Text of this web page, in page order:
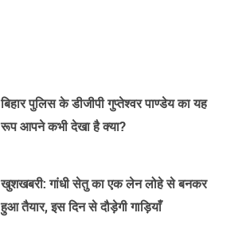
बिहार पुलिस के डीजीपी गुप्तेश्वर पाण्डेय का यह
रूप आपने कभी देखा है क्या?
खुशखबरी: गांधी सेतु का एक लेन लोहे से बनकर
हुआ तैयार, इस दिन से दौड़ेगी गाड़ियाँ